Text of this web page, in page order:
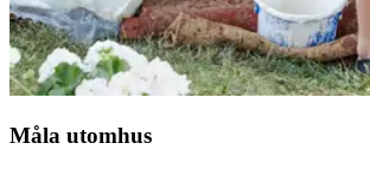
Måla utomhus